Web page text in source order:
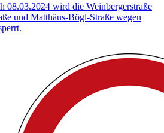
08.03.2024 wird die Weinbergerstraße
und Matthäus-Bögl-Straße wegen